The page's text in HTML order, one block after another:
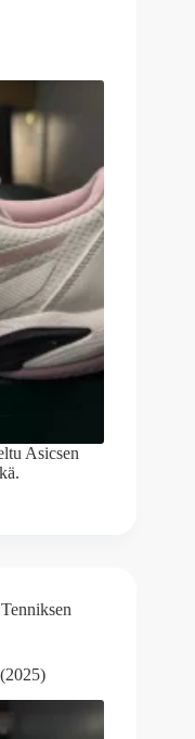
Asicsen
Tenniksen